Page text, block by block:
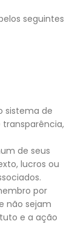
seguintes
sistema de
transparência,
de seus
lucros ou
por
não sejam
e a ação